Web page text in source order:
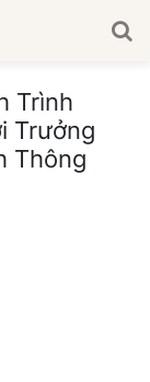
Trình
Trưởng
Thông